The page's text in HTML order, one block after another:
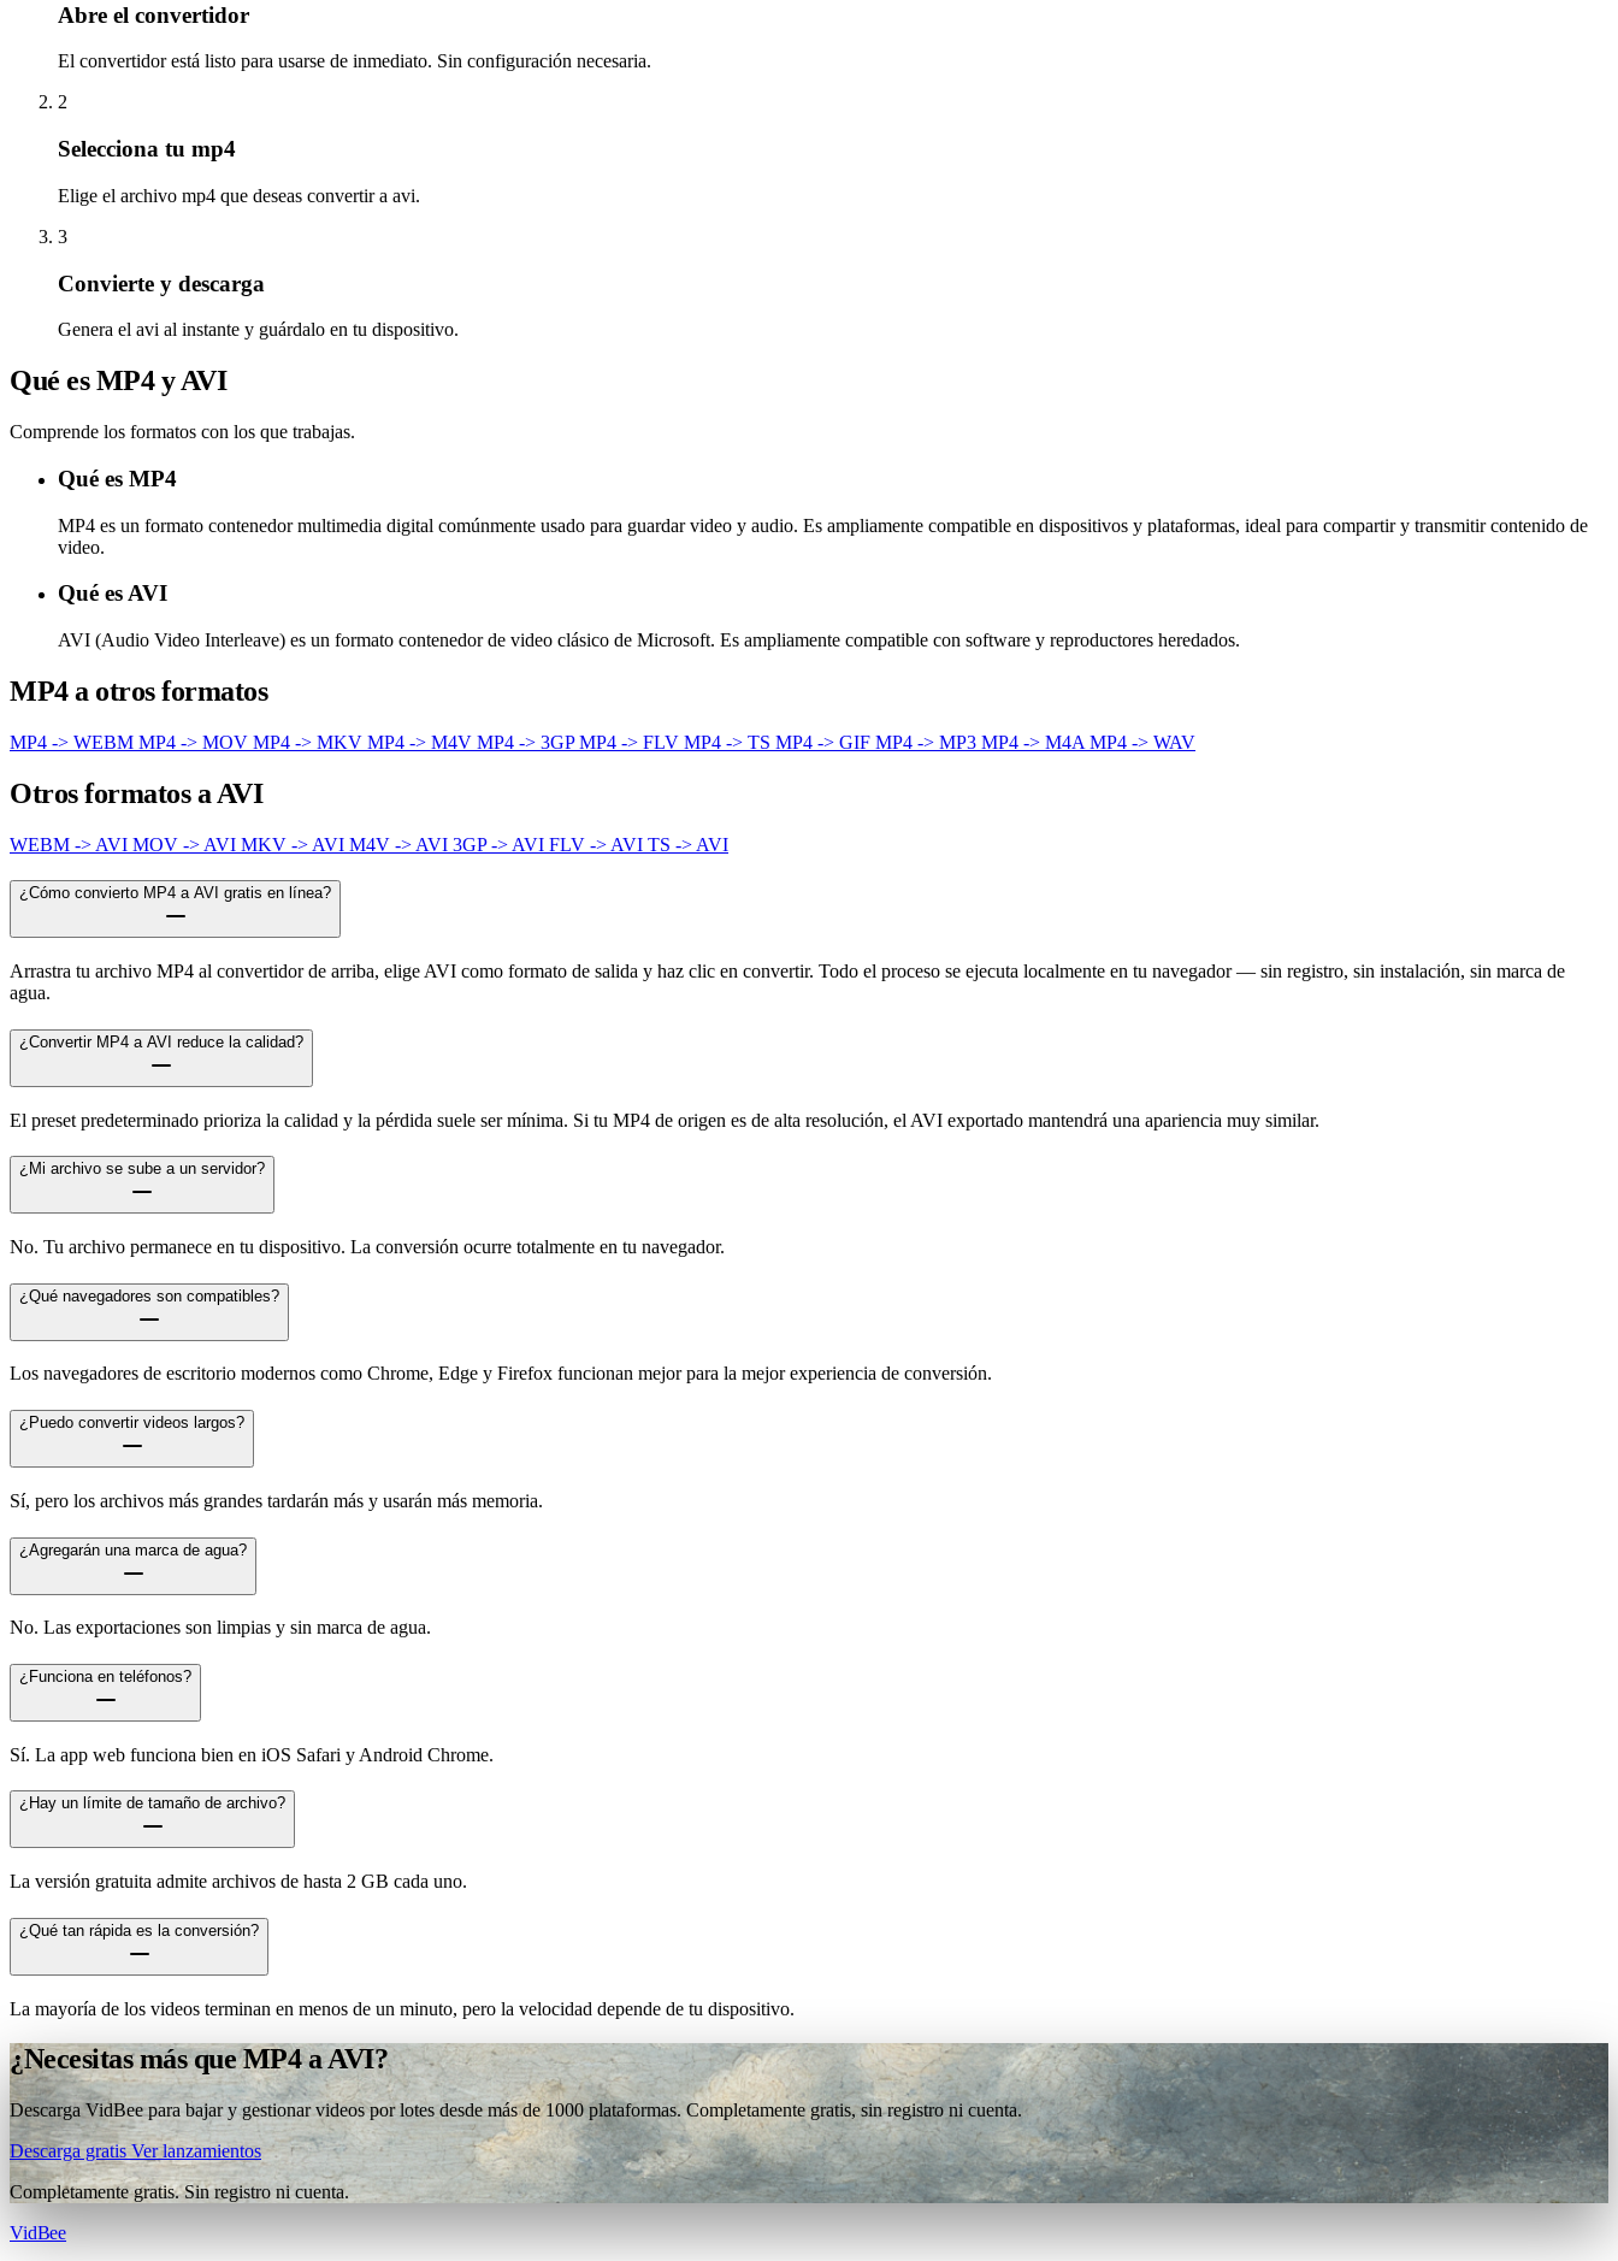
Abre el convertidor
El convertidor está listo para usarse de inmediato. Sin configuración necesaria.
2
Selecciona tu mp4
Elige el archivo mp4 que deseas convertir a avi.
3
Convierte y descarga
Genera el avi al instante y guárdalo en tu dispositivo.
Qué es MP4 y AVI
Comprende los formatos con los que trabajas.
Qué es MP4
MP4 es un formato contenedor multimedia digital comúnmente usado para guardar video y audio. Es ampliamente compatible en dispositivos y plataformas, ideal para compartir y transmitir contenido de
video.
Qué es AVI
AVI (Audio Video Interleave) es un formato contenedor de video clásico de Microsoft. Es ampliamente compatible con software y reproductores heredados.
MP4 a otros formatos
MP4 -> WEBM MP4 -> MOV MP4 -> MKV MP4 -> M4V MP4 -> 3GPMP4 -> FLV MP4 -> TS MP4 -> GIF MP4 -> MP3 MP4 -> M4A MP4 -> WAV
Otros formatos a AVI
WEBM -> AVI MOV -> AVI MKV -> AVI M4V -> AVI 3GP -> AVI FLV -> AVI TS -> AVI
¿Cómo convierto MP4 a AVI gratis en línea?
Arrastra tu archivo MP4 al convertidor de arriba, elige AVI como formato de salida y haz clic en convertir. Todo el proceso se ejecuta localmente en tu navegador — sin registro, sin instalación, sin marca de
agua.
¿Convertir MP4 a AVI reduce la calidad?
El preset predeterminado prioriza la calidad y la pérdida suele ser mínima. Si tu MP4 de origen es de alta resolución, el AVI exportado mantendrá una apariencia muy similar.
¿Mi archivo se sube a un servidor?
No. Tu archivo permanece en tu dispositivo. La conversión ocurre totalmente en tu navegador.
¿Qué navegadores son compatibles?
Los navegadores de escritorio modernos como Chrome, Edge y Firefox funcionan mejor para la mejor experiencia de conversión.
¿Puedo convertir videos largos?
Sí, pero los archivos más grandes tardarán más y usarán más memoria.
¿Agregarán una marca de agua?
No. Las exportaciones son limpias y sin marca de agua.
¿Funciona en teléfonos?
Sí. La app web funciona bien en iOS Safari y Android Chrome.
¿Hay un límite de tamaño de archivo?
La versión gratuita admite archivos de hasta 2 GB cada uno.
¿Qué tan rápida es la conversión?
La mayoría de los videos terminan en menos de un minuto, pero la velocidad depende de tu dispositivo.
¿Necesitas más que MP4 a AVI?
Descarga VidBee para bajar y gestionar videos por lotes desde más de 1000 plataformas. Completamente gratis, sin registro ni cuenta.
Descarga gratis Ver lanzamientos
Completamente gratis. Sin registro ni cuenta.
VidBee